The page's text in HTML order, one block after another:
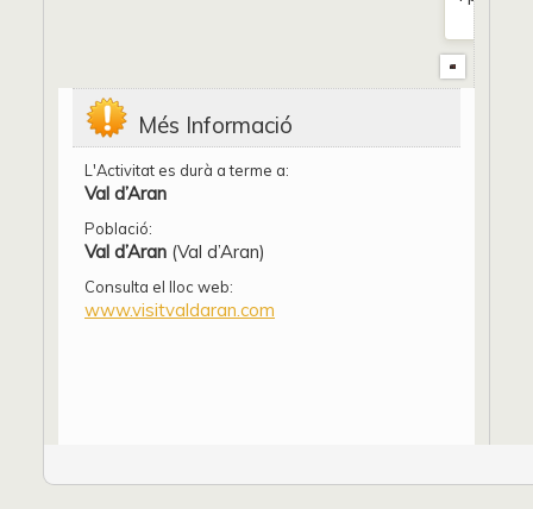
Més Informació
L'Activitat es durà a terme a:
Val d’Aran
Població:
Val d’Aran (Val d’Aran)
Consulta el lloc web:
www.visitvaldaran.com